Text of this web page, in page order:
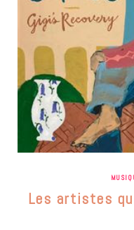
Les artistes